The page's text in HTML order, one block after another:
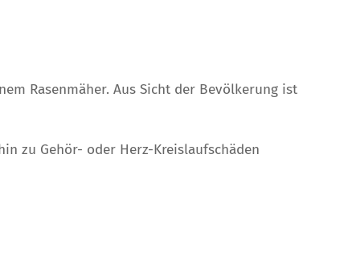
Rasenmäher. Aus Sicht der Bevölkerung ist
zu Gehör- oder Herz-Kreislaufschäden